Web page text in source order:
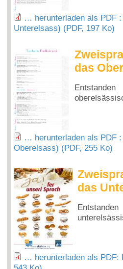
… herunterladen als PDF
Unterelsass) (PDF, 197 Ko)
das
… herunterladen als PDF
Oberelsass) (PDF, 255 Ko)
das
… herunterladen als PDF: